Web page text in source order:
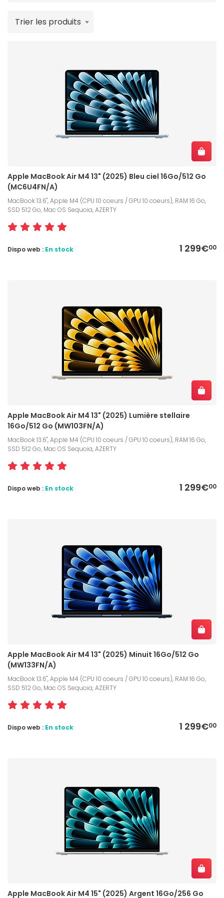
Trier les produits
Apple MacBook Air M4 13" (2025) Bleu ciel 16Go/512 Go
(MC6U4FN/A)
MacBook 13.6", Apple M4 (CPU 10 coeurs / GPU 10 coeurs), RAM 16 Go,
SSD 512 Go, Mac OS Sequoia, AZERTY
1 299€00
Dispo web : En stock
Apple MacBook Air M4 13" (2025) Lumière stellaire
16Go/512 Go (MW103FN/A)
MacBook 13.6", Apple M4 (CPU 10 coeurs / GPU 10 coeurs), RAM 16 Go,
SSD 512 Go, Mac OS Sequoia, AZERTY
1 299€00
Dispo web : En stock
Apple MacBook Air M4 13" (2025) Minuit 16Go/512 Go
(MW133FN/A)
MacBook 13.6", Apple M4 (CPU 10 coeurs / GPU 10 coeurs), RAM 16 Go,
SSD 512 Go, Mac OS Sequoia, AZERTY
1 299€00
Dispo web : En stock
Apple MacBook Air M4 15" (2025) Argent 16Go/256 Go